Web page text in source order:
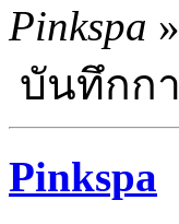
Pinkspa »
บันทึกก
Pinkspa